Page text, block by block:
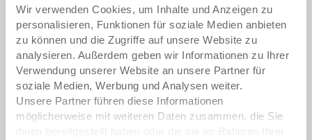
Wir verwenden Cookies, um Inhalte und Anzeigen zu
personalisieren, Funktionen für soziale Medien anbieten
zu können und die Zugriffe auf unsere Website zu
analysieren. Außerdem geben wir Informationen zu Ihrer
Verwendung unserer Website an unsere Partner für
soziale Medien, Werbung und Analysen weiter.
Unsere Partner führen diese Informationen
möglicherweise mit weiteren Daten zusammen, die Sie
Mengenstaffel Preis
ab 250 Stück CHF 34.55
Mengenstaffeln entsprechen Verpackungseinheiten.
Artikeldaten